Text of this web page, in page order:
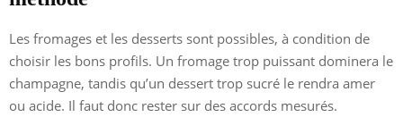
Les fromages et les desserts sont possibles, à condition de
choisir les bons profils. Un fromage trop puissant dominera le
champagne, tandis qu’un dessert trop sucré le rendra amer
ou acide. Il faut donc rester sur des accords mesurés.